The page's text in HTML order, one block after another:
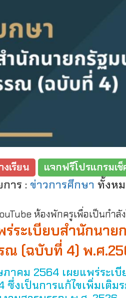
เรียน แจกฟรีโปรแกรมเ
การ : ข่าวการศึกษา ทั้งห
ห้องพักครูเพื่อเป็นกำลัง
ระเบียบสำนักนาย
ณ (ฉบับที่ 4) พ.ศ
าคม 2564 เผยแพร่ระเ
งเป็นการแก้ไขเพิ่มเติม